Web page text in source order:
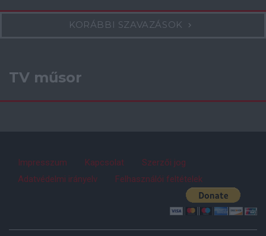
KORÁBBI SZAVAZÁSOK
TV műsor
Impresszum Kapcsolat
Szerzői jog
Adatvédelmi irányelv
Felhasználói feltételek